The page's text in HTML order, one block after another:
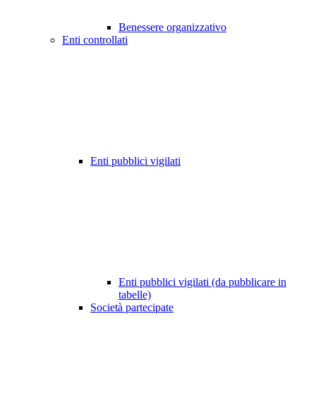
Benessere organizzativo
Enti controllati
Enti pubblici vigilati
Enti pubblici vigilati (da pubblicare in
tabelle)
Società partecipate